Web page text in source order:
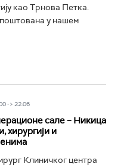
као Трнова Петка.
у нашем
-> 22:06
сале – Никица
хирургији и
Клиничког центра